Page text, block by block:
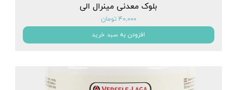
بلوک معدنی مینرال الی
۴۰,۰۰۰ تومان
افزودن به سبد خرید